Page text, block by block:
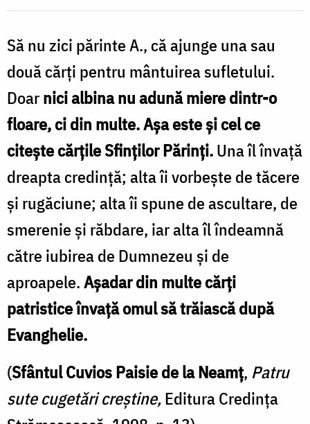
învățăturilor
Să nu zici părinte A., că ajunge una sau
două cărţi pentru mântuirea sufletului.
Doarnici albina nu adună miere dintr-o
floare, ci din multe. Aşa este şi cel ce
citeşte cărţile Sfinţilor Părinţi.Una îl învaţă
dreapta credinţă; alta îi vorbeşte de tăcere
şi rugăciune; alta îi spune de ascultare, de
smerenie şi răbdare, iar alta îl îndeamnă
către iubirea de Dumnezeu şi de
aproapele.Aşadar din multe cărţi
patristice învaţă omul să trăiască după
Evanghelie.
(Sfântul Cuvios Paisie de la Neamţ, Patru
sute cugetări creştine,Editura Credinţa